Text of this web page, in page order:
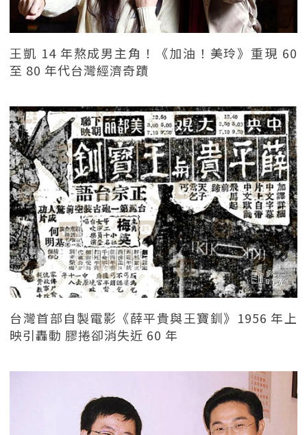
王凱 14 年熬成男主角！《加油！美玲》重現 60
至 80 年代台灣經濟奇蹟
台灣首部自製電影《薛平貴與王寶釧》1956 年上
映引轟動 膠捲卻消失近 60 年